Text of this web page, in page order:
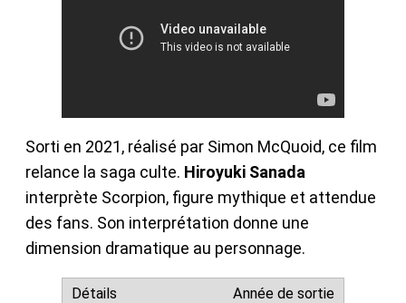
Sorti en 2021, réalisé par Simon McQuoid, ce film
relance la saga culte. Hiroyuki Sanada
interprète Scorpion, figure mythique et attendue
des fans. Son interprétation donne une
dimension dramatique au personnage.
Année de sortie